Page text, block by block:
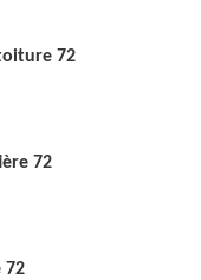
72
72
72